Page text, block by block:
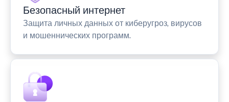
Безопасный интернет
Защита личных данных от киберугроз, вирусов
и мошеннических программ.